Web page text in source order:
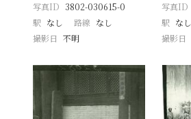
写真ID 3802-030615-0
駅 なし 路線 なし
撮影日
不明
写真ID
駅 なし
撮影日